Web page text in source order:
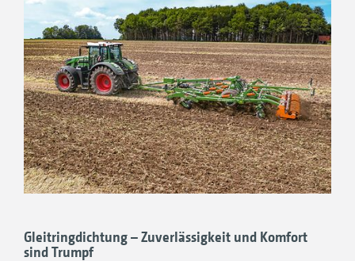
Gleitringdichtung – Zuverlässigkeit und Komfort
sind Trumpf